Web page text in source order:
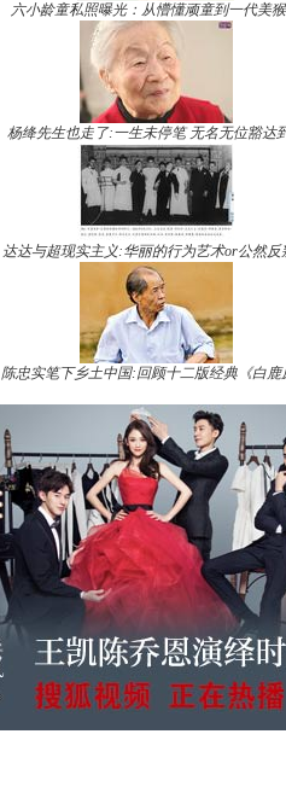
六小龄童私照曝光：从懵懂顽童到一代美
杨绛先生也走了:一生未停笔 无名无位豁达
达达与超现实主义:华丽的行为艺术or公然反
陈忠实笔下乡土中国:回顾十二版经典《白鹿